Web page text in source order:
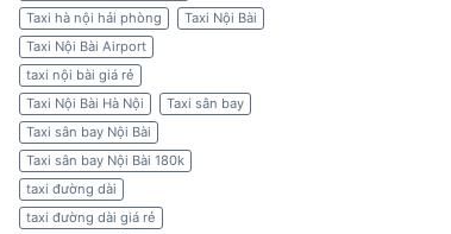
Taxi hà nội hải phòng
Taxi Nội Bài
Taxi Nội Bài Airport
taxi nội bài giá rẻ
Taxi Nội Bài Hà Nội
Taxi sân bay
Taxi sân bay Nội Bài
Taxi sân bay Nội Bài 180k
taxi đường dài
taxi đường dài giá rẻ